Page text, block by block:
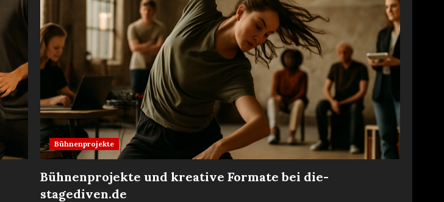
Bühnenprojekte
Bühnenprojekte und kreative Formate bei die-
stagediven.de